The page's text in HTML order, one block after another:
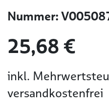
Nummer:
25,68 €
inkl.
versandkostenfrei